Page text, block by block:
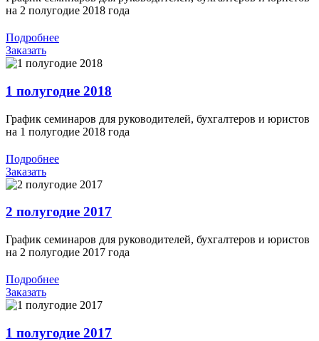
на 2 полугодие 2018 года
Подробнее
Заказать
1 полугодие 2018
График семинаров для руководителей, бухгалтеров и юристов
на 1 полугодие 2018 года
Подробнее
Заказать
2 полугодие 2017
График семинаров для руководителей, бухгалтеров и юристов
на 2 полугодие 2017 года
Подробнее
Заказать
1 полугодие 2017